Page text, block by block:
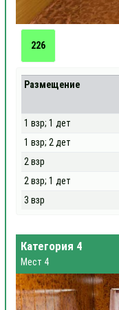
226
Размещение
1 взр; 1 дет
1 взр; 2 дет
2 взр
2 взр; 1 дет
3 взр
Категория 4
Мест 4